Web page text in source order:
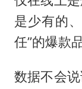
是少有的
任”的爆款
数据不会